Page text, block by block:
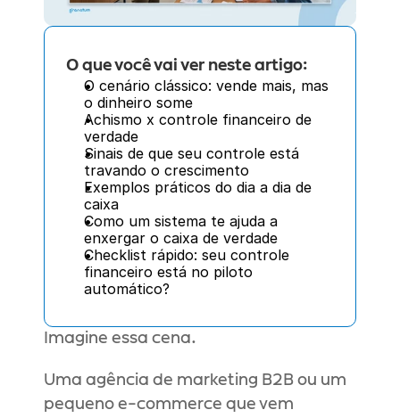
O que você vai ver neste artigo:
O cenário clássico: vende mais, mas
o dinheiro some
Achismo x controle financeiro de
verdade
Sinais de que seu controle está
travando o crescimento
Exemplos práticos do dia a dia de
caixa
Como um sistema te ajuda a
enxergar o caixa de verdade
Checklist rápido: seu controle
financeiro está no piloto
automático?
Imagine essa cena.
Uma agência de marketing B2B ou um
pequeno e-commerce que vem